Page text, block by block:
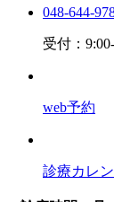
048-644-
受付：
web予約
診療カレ